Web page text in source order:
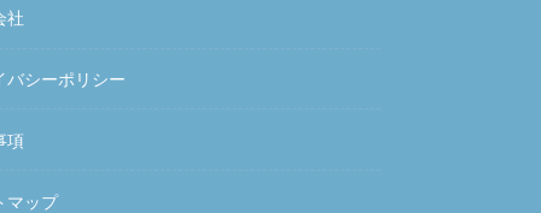
社
バシーポリシー
項
マップ